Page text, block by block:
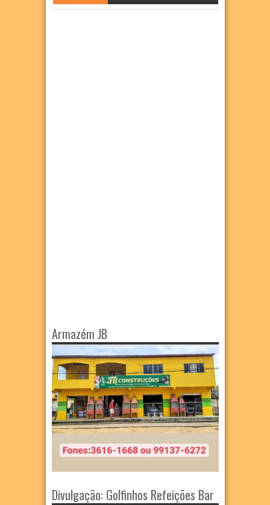
Armazém JB
Divulgação: Golfinhos Refeições Bar